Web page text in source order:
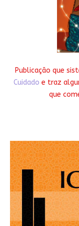
Publicação que
Cuidado e traz
que